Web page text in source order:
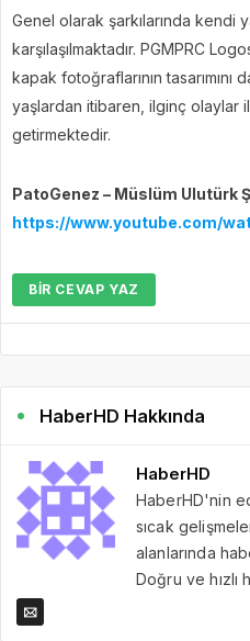
Genel olarak şarkılarında kendi
karşılaşılmaktadır. PGMPRC
kapak fotoğraflarının tasarımını
yaşlardan itibaren, ilginç olaylar
getirmektedir.
PatoGenez – Müslüm Ulutürk
https://www.youtube.com/
BIR CEVAP YAZ
HaberHD Hakkında
HaberHD
HaberHD'nin
sıcak
alanlarında
Doğru ve hızlı